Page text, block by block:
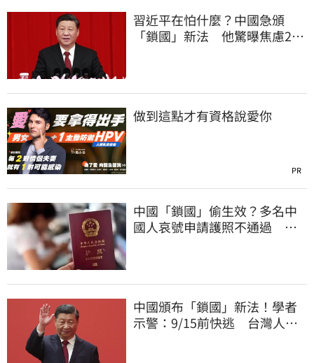
習近平在怕什麼？中國急頒
「鎖國」新法 他驚曝焦慮2
做到這點才有資格說愛你
PR
中國「鎖國」偷生效？多名中
國人哀號申請護照不通過 網
中國頒布「鎖國」新法！學者
示警：9/15前快逃 台灣人也